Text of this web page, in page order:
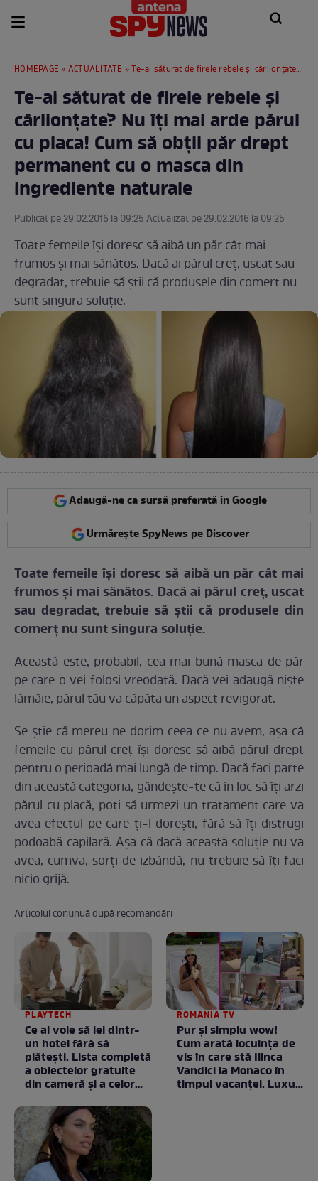
HOMEPAGE » ACTUALITATE » Te-ai săturat de firele rebele şi cârlionţate? Nu îţi mai arde părul cu placa! Cum să obții păr drept permanent cu o masca din ingrediente naturale
Te-ai săturat de firele rebele şi
cârlionţate? Nu îţi mai arde părul
cu placa! Cum să obții păr drept
permanent cu o masca din
ingrediente naturale
Publicat pe 29.02.2016 la 09:25 Actualizat pe 29.02.2016 la 09:25
Toate femeile îşi doresc să aibă un păr cât mai
frumos şi mai sănătos. Dacă ai părul creţ, uscat sau
degradat, trebuie să ştii că produsele din comerţ nu
sunt singura soluţie.
Adaugă-ne ca sursă preferată în Google
Urmărește SpyNews pe Discover
Toate femeile îşi doresc să aibă un păr cât mai
frumos şi mai sănătos. Dacă ai părul creţ, uscat
sau degradat, trebuie să ştii că produsele din
comerţ nu sunt singura soluţie.
Această este, probabil, cea mai bună masca de păr
pe care o vei folosi vreodată. Dacă vei adaugă niște
lămâie, părul tău va căpăta un aspect revigorat.
Se ştie că mereu ne dorim ceea ce nu avem, aşa că
femeile cu părul creţ își doresc să aibă părul drept
pentru o perioadă mai lungă de timp. Dacă faci parte
din această categoria, gândește-te că în loc să îți arzi
părul cu placă, poți să urmezi un tratament care va
avea efectul pe care ți-l dorești, fără să îți distrugi
podoabă capilară. Așa că dacă această soluție nu va
avea, cumva, sorți de izbândă, nu trebuie să îți faci
nicio grijă.
Articolul continuă după recomandări
PLAYTECH
Ce ai voie să iei dintr-
un hotel fără să
plătești. Lista completă
a obiectelor gratuite
din cameră și a celor
proprietatea unității
ROMANIA TV
Pur și simplu wow!
Cum arată locuința de
vis în care stă Ilinca
Vandici la Monaco în
timpul vacanței. Luxul